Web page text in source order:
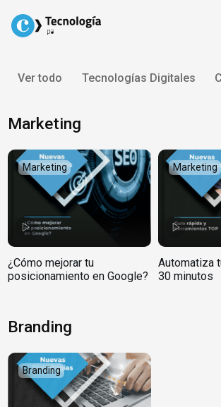
content
Ver todo Tecnologías Digitales
Marketing
Marketing
¿Cómo mejorar tu
posicionamiento en Google?
Marketing
Automatiza
30 minutos
Branding
Branding